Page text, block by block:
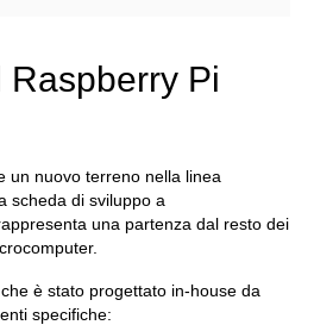
Pi
un nuovo terreno nella linea
scheda di sviluppo a
una partenza dal resto dei
è stato progettato in-house da
specifiche: